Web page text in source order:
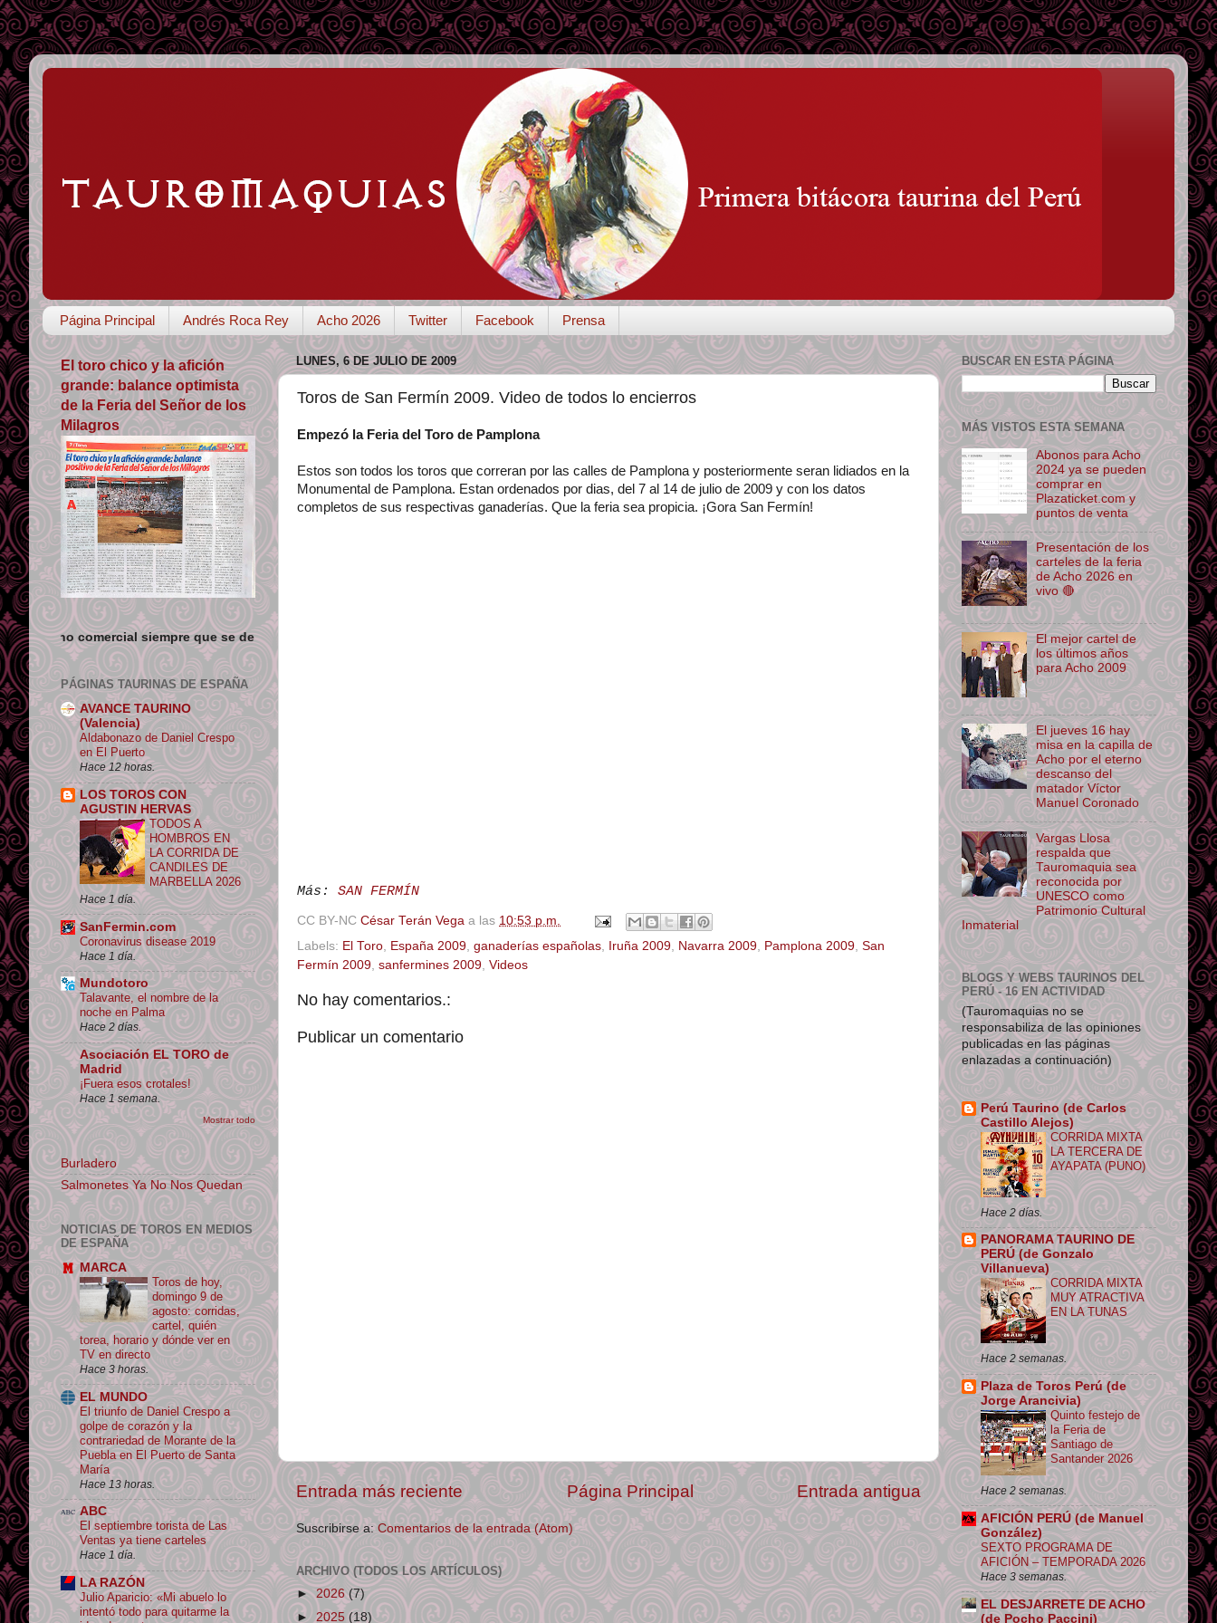
Página Principal Andrés Roca Rey Acho 2026 Twitter Facebook Prensa
LUNES, 6 DE JULIO DE 2009
Toros de San Fermín 2009. Video de todos lo encierros
Empezó la Feria del Toro de Pamplona
Estos son todos los toros que correran por las calles de Pamplona y posteriormente seran lidiados en la
Monumental de Pamplona. Estan ordenados por dias, del 7 al 14 de julio de 2009 y con los datos
completos de sus respectivas ganaderías. Que la feria sea propicia. ¡Gora San Fermín!
Más: SAN FERMÍN
CC BY-NC César Terán Vega a las 10:53 p.m.
Labels: El Toro España 2009 ganaderías españolas Iruña 2009 Navarra 2009 Pamplona 2009 San
Fermín 2009 sanfermines 2009 Videos
No hay comentarios.:
Publicar un comentario
Entrada más reciente Entrada antigua
Página Principal
Suscribirse a:Comentarios de la entrada (Atom)
ARCHIVO (TODOS LOS ARTÍCULOS)
►2026(7)
► 2025 (18)
El toro chico y la afición
grande: balance optimista
de la Feria del Señor de los
Milagros
siempre que se de crédito y enlace su origen.
PÁGINAS TAURINAS DE ESPAÑA
AVANCE TAURINO
(Valencia)
Aldabonazo de Daniel Crespo
en El Puerto
Hace 12 horas.
LOS TOROS CON
AGUSTIN HERVAS
TODOS A
HOMBROS EN
LA CORRIDA DE
CANDILES DE
MARBELLA 2026
Hace 1 día.
SanFermin.com
Coronavirus disease 2019
Hace 1 día.
Mundotoro
Talavante, el nombre de la
noche en Palma
Hace 2 días.
Asociación EL TORO de
Madrid
¡Fuera esos crotales!
Hace 1 semana.
Mostrar todo
Burladero
Salmonetes Ya No Nos Quedan
NOTICIAS DE TOROS EN MEDIOS
DE ESPAÑA
MARCA
Toros de hoy,
domingo 9 de
agosto: corridas,
cartel, quién
torea, horario y dónde ver en
TV en directo
Hace 3 horas.
EL MUNDO
El triunfo de Daniel Crespo a
golpe de corazón y la
contrariedad de Morante de la
Puebla en El Puerto de Santa
María
Hace 13 horas.
ABC
El septiembre torista de Las
Ventas ya tiene carteles
Hace 1 día.
LA RAZÓN
Julio Aparicio: «Mi abuelo lo
intentó todo para quitarme la
BUSCAR EN ESTA PÁGINA
MÁS VISTOS ESTA SEMANA
Abonos para Acho
2024 ya se pueden
comprar en
Plazaticket.com y
puntos de venta
Presentación de los
carteles de la feria
de Acho 2026 en
vivo 🔴
El mejor cartel de
los últimos años
para Acho 2009
El jueves 16 hay
misa en la capilla de
Acho por el eterno
descanso del
matador Víctor
Manuel Coronado
Vargas Llosa
respalda que
Tauromaquia sea
reconocida por
UNESCO como
Patrimonio Cultural
Inmaterial
BLOGS Y WEBS TAURINOS DEL
PERÚ - 16 EN ACTIVIDAD
(Tauromaquias no se
responsabiliza de las opiniones
publicadas en las páginas
enlazadas a continuación)
Perú Taurino (de Carlos
Castillo Alejos)
CORRIDA MIXTA
LA TERCERA DE
AYAPATA (PUNO)
Hace 2 días.
PANORAMA TAURINO DE
PERÚ (de Gonzalo
Villanueva)
CORRIDA MIXTA
MUY ATRACTIVA
EN LA TUNAS
Hace 2 semanas.
Plaza de Toros Perú (de
Jorge Arancivia)
Quinto festejo de
la Feria de
Santiago de
Santander 2026
Hace 2 semanas.
AFICIÓN PERÚ (de Manuel
González)
SEXTO PROGRAMA DE
AFICIÓN – TEMPORADA 2026
Hace 3 semanas.
EL DESJARRETE DE ACHO
(de Pocho Paccini)